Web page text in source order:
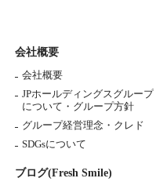
会社概要
会社概要
JPホールディングスグループ
について・ グループ方針
グループ経営理念・クレド
SDGsについて
ブログ(Fresh Smile)